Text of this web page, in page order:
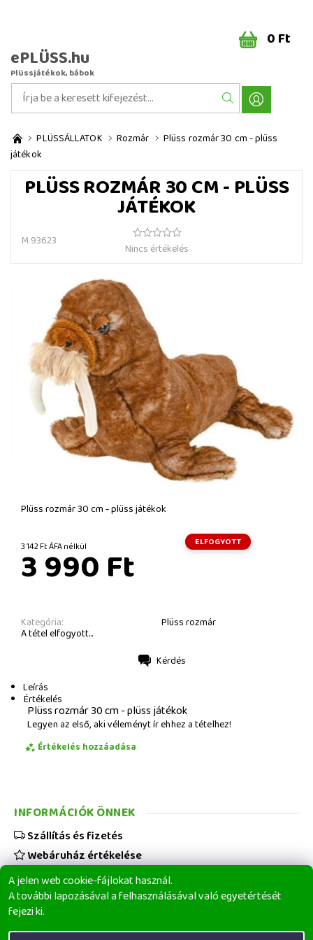
ePLÜSS.hu
Plüssjátékok, bábok
0 Ft
PLÜSSÁLLATOK Rozmár
Plüss rozmár 30 cm - plüss
játékok
PLÜSS ROZMÁR 30 CM - PLÜSS
JÁTÉKOK
M 93623
Nincs értékelés
Plüss rozmár 30 cm - plüss játékok
3 142 Ft ÁFA nélkül ELFOGYOTT
3 990 Ft
Kategória: Plüss rozmár
A tétel elfogyott...
Kérdés
Leírás
Értékelés
Plüss rozmár 30 cm - plüss játékok
Legyen az első, aki véleményt ír ehhez a tételhez!
Értékelés hozzáadása
A jelen web cookie-fájlokat használ.
A további lapozásával a felhasználásával való egyetértését
fejezi ki.
INFORMÁCIÓK ÖNNEK
Szállítás és fizetés
Webáruház értékelése
Viszonteladóknak
Üzleti feltételek
Elérhetőségeink